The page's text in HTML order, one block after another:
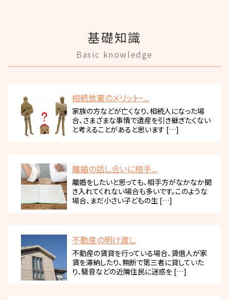
基礎知識
Basic knowledge
相続放棄のメリット・...
家族の方などが亡くなり、相続人になった場
合、さまざまな事情で遺産を引き継ぎたくない
と考えることがあると思います […]
離婚の話し合いに相手...
離婚をしたいと思っても、相手方がなかなか聞
き入れてくれない場合も多いです。このような
場合、まだ小さい子どもの生 […]
不動産の明け渡し
不動産の賃貸を行っている場合、賃借人が家
賃を滞納したり、無断で第三者に貸していた
り、騒音などの近隣住民に迷惑を […]